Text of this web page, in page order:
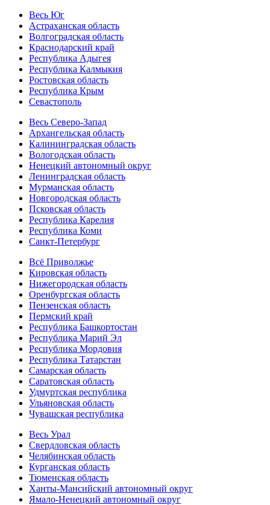
Весь Юг
Астраханская область
Волгоградская область
Краснодарский край
Республика Адыгея
Республика Калмыкия
Ростовская область
Республика Крым
Севастополь
Весь Северо-Запад
Архангельская область
Калининградская область
Вологодская область
Ненецкий автономный округ
Ленинградская область
Мурманская область
Новгородская область
Псковская область
Республика Карелия
Республика Коми
Санкт-Петербург
Всё Приволжье
Кировская область
Нижегородская область
Оренбургская область
Пензенская область
Пермский край
Республика Башкортостан
Республика Марий Эл
Республика Мордовия
Республика Татарстан
Самарская область
Саратовская область
Удмуртская республика
Ульяновская область
Чувашская республика
Весь Урал
Свердловская область
Челябинская область
Курганская область
Тюменская область
Ханты-Мансийский автономный округ
Ямало-Ненецкий автономный округ